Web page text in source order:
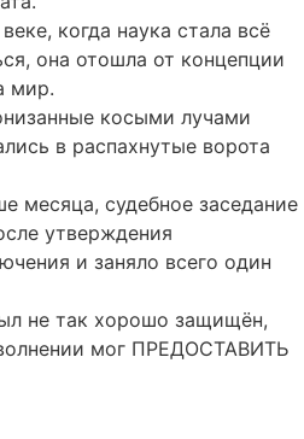
когда наука стала всё
она отошла от концепции
мир.
косыми лучами
в распахнутые ворота
месяца, судебное заседание
утверждения
и заняло всего один
не так хорошо защищён,
мог ПРЕДОСТАВИТЬ